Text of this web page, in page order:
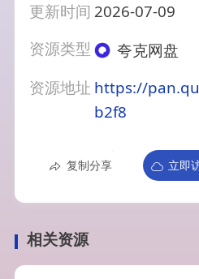
更新时间 2026-07-09
资源类型
夸克网盘
资源地址 https://
b2f8
复制分享 立即
相关资源